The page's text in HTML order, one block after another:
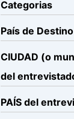
Categorias
País de
CIUDAD (o
del
PAÍS del